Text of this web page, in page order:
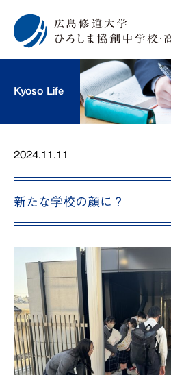
Kyoso Life
2024.11.11
新たな学校の顔に？